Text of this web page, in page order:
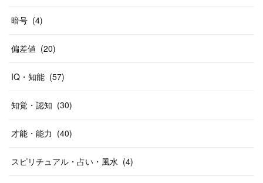
暗号 (4)
偏差値 (20)
IQ・知能 (57)
知覚・認知 (30)
才能・能力 (40)
スピリチュアル・占い・風水 (4)